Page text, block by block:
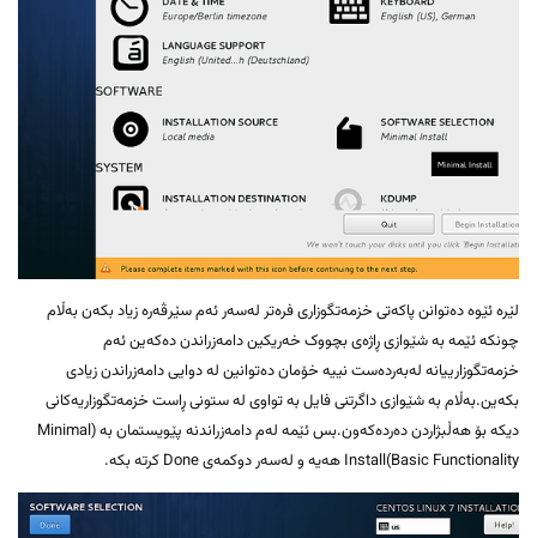
لێرە ئێوە دەتوانن پاکەتی خزمەتگوزاری فرەتر لەسەر ئەم سێرڤەرە زیاد بکەن بەڵام
چونکە ئێمە بە شێوازی ڕاژەی بچووک خەریکین دامەزراندن دەکەین ئەم
خزمەتگوزارییانە لەبەردەست نییە خۆمان دەتوانین لە دوایی دامەزراندن زیادی
بکەین.بەڵام بە شێوازی داگرتنی فایل بە تواوی لە ستونی ڕاست خزمەتگوزاریەکانی
دیکە بۆ هەڵبژاردن دەردەکەون.بس ئێمە لەم دامەزراندنە پێویستمان بە (Minimal
Install(Basic Functionality هەیە و لەسەر دوکمەی Done کرتە بکە.